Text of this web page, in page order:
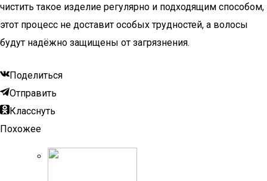
чистить такое изделие регулярно и подходящим способом,
этот процесс не доставит особых трудностей, а волосы
будут надёжно защищены от загрязнения.
Поделиться
Отправить
Класснуть
Похожее